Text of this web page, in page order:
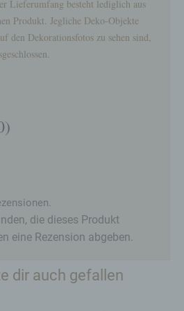
Lieferumfang besteht lediglich aus
Produkt. Jegliche Deko-Objekte
den Dekorationsfotos zu sehen sind,
die dieses Produkt
eine Rezension abgeben.
dir auch gefallen
mit oder ohne Hilfe
ausgeführte Vorgang
im
durch Übermittlung,
Verarbeitung
ist die Markierung
Daten mit dem